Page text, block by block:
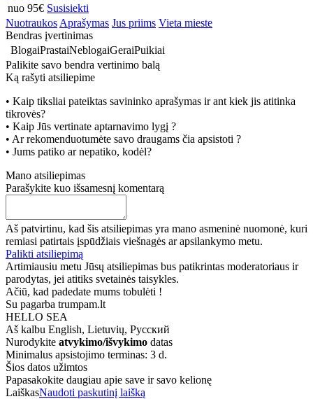
nuo 95€ Susisiekti
Nuotraukos Aprašymas Jus priims Vieta mieste
Bendras įvertinimas
BlogaiPrastaiNeblogaiGeraiPuikiai
Palikite savo bendra vertinimo balą
Ką rašyti atsiliepime
• Kaip tiksliai pateiktas savininko aprašymas ir ant kiek jis atitinka
tikrovės?
• Kaip Jūs vertinate aptarnavimo lygį ?
• Ar rekomenduotumėte savo draugams čia apsistoti ?
• Jums patiko ar nepatiko, kodėl?
Mano atsiliepimas
Parašykite kuo išsamesnį komentarą
Aš patvirtinu, kad šis atsiliepimas yra mano asmeninė nuomonė, kuri
remiasi patirtais įspūdžiais viešnagės ar apsilankymo metu.
Palikti atsiliepimą
Artimiausiu metu Jūsų atsiliepimas bus patikrintas moderatoriaus ir
parodytas, jei atitiks svetainės taisykles.
Ačiū, kad padedate mums tobulėti !
Su pagarba trumpam.lt
HELLO SEA
Aš kalbu English, Lietuvių, Русский
Nurodykite atvykimo/išvykimo datas
Minimalus apsistojimo terminas: 3 d.
Šios datos užimtos
Papasakokite daugiau apie save ir savo kelionę
LaiškasNaudoti paskutinį laišką